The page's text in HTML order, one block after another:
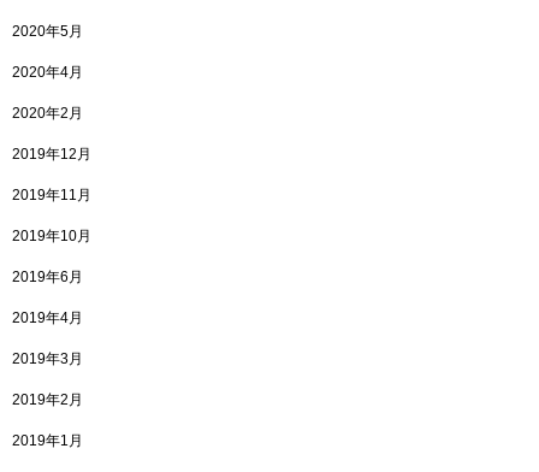
2020年5月
2020年4月
2020年2月
2019年12月
2019年11月
2019年10月
2019年6月
2019年4月
2019年3月
2019年2月
2019年1月